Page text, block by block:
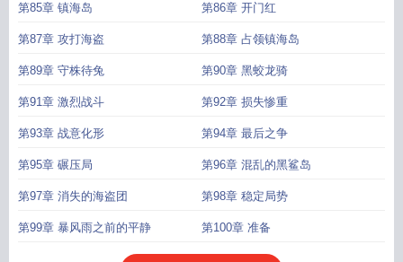
第85章 镇海岛 第86章 开门红
第87章 攻打海盗 第88章 占领镇海岛
第89章 守株待兔 第90章 黑蛟龙骑
第91章 激烈战斗 第92章 损失惨重
第93章 战意化形 第94章 最后之争
第95章 碾压局 第96章 混乱的黑鲨岛
第97章 消失的海盗团 第98章 稳定局势
第99章 暴风雨之前的平静 第100章 准备